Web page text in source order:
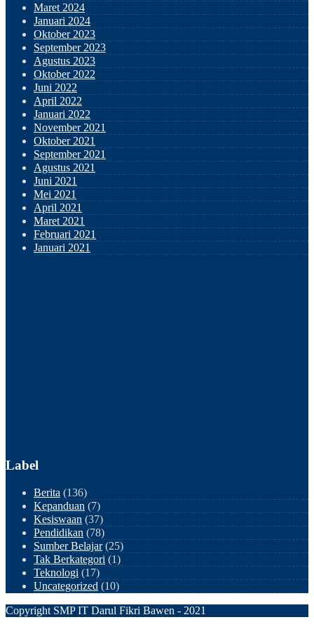
Maret 2024
Januari 2024
Oktober 2023
September 2023
Agustus 2023
Oktober 2022
Juni 2022
April 2022
Januari 2022
November 2021
Oktober 2021
September 2021
Agustus 2021
Juni 2021
Mei 2021
April 2021
Maret 2021
Februari 2021
Januari 2021
Label
Berita (136)
Kepanduan (7)
Kesiswaan (37)
Pendidikan (78)
Sumber Belajar(25)
Tak Berkategori (1)
Teknologi (17)
Uncategorized (10)
Copyright SMP IT Darul Fikri Bawen - 2021